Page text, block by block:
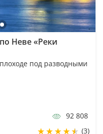
Неве «Реки
под разводными
92 808
(3)